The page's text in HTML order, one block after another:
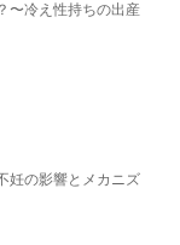
〜冷え性持ちの出産
妊の影響とメカニズ